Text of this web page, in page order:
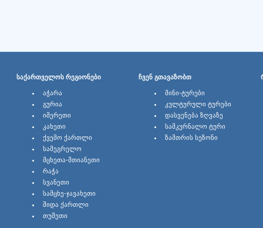
ᲡᲐᲥᲐᲠᲗᲕᲔᲚᲝᲡ ᲠᲔᲒᲘᲝᲜᲔᲑᲘ ᲩᲕᲔᲜ ᲒᲗᲐᲕᲐᲖᲝᲑᲗ
ᲐᲭᲐᲠᲐ
ᲒᲣᲠᲘᲐ
ᲘᲛᲔᲠᲔᲗᲘ
ᲙᲐᲮᲔᲗᲘ
ᲥᲕᲔᲛᲝ ᲥᲐᲠᲗᲚᲘ
ᲡᲐᲛᲔᲒᲠᲔᲚᲝ
ᲛᲪᲮᲔᲗᲐ-ᲛᲗᲘᲐᲜᲔᲗᲘ
ᲠᲐᲭᲐ
ᲡᲕᲐᲜᲔᲗᲘ
ᲡᲐᲛᲪᲮᲔ-ᲯᲐᲕᲐᲮᲔᲗᲘ
ᲨᲘᲓᲐ ᲥᲐᲠᲗᲚᲘ
ᲗᲣᲨᲔᲗᲘ
ᲛᲘᲜᲘ-ᲢᲣᲠᲔᲑᲘ
ᲙᲣᲚᲢᲣᲠᲣᲚᲘ ᲢᲣᲠᲔᲑᲘ
ᲓᲐᲡᲕᲔᲜᲔᲑᲐ ᲖᲦᲕᲐᲖᲔ
ᲡᲐᲛᲙᲣᲠᲜᲐᲚᲝ ᲢᲣᲠᲘ
ᲖᲐᲛᲗᲠᲘᲡ ᲡᲔᲖᲝᲜᲘ